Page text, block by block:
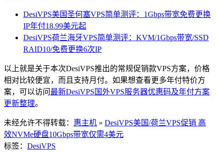
DesiVPS美国圣何塞VPS简单测评：1Gbps带宽免费更换
IP年付18.99美元起
DesiVPS荷兰海牙VPS简单测评：KVM/1Gbps带宽/SSD
RAID10/免费更换6次IP
以上就是关于本次DesiVPS推出的常规促销款VPS方案，价格
相对比较便宜，而且支持月付。如果想查看更多年付特价方
案，可以访问最新DesiVPS国外VPS服务器优惠码及年付方案
更新整理。
未经允许不得转载： 惠主机 » DesiVPS美国/荷兰VPS促销 高
效NVMe硬盘10Gbps带宽仅需4美元
标签： DesiVPS